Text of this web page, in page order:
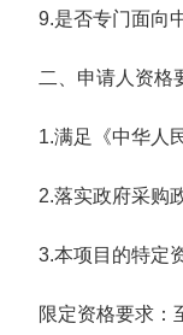
9.是否专门面向
二、申请人资格
1.满足《中华人
2.落实政府采购
3.本项目的特定
限定资格要求：